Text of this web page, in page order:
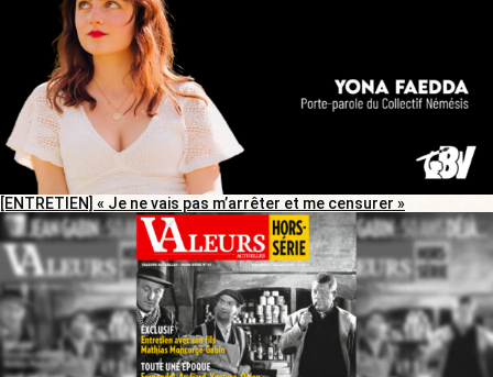
[ENTRETIEN] « Je ne vais pas m’arrêter et me censurer »